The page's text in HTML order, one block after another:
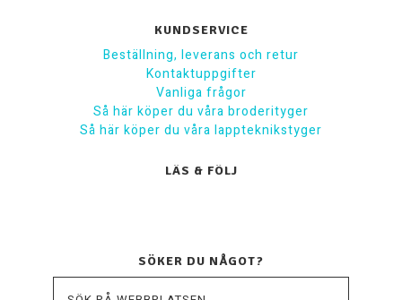
KUNDSERVICE
Beställning, leverans och retur
Kontaktuppgifter
Vanliga frågor
Så här köper du våra broderityger
Så här köper du våra lappteknikstyger
LÄS & FÖLJ
SÖKER DU NÅGOT?